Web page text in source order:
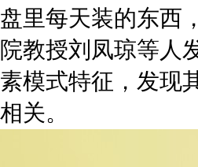
盘里每天装的东西
院教授刘凤琼等人
素模式特征，发现
相关。